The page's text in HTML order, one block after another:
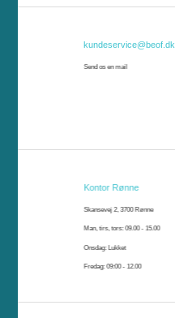
kundeservice@beof.dk
Send os en mail
Kontor Rønne
Skansevej 2, 3700 Rønne
Man, tirs, tors: 09.00 - 15.00
Onsdag: Lukket
Fredag: 09:00 - 12.00